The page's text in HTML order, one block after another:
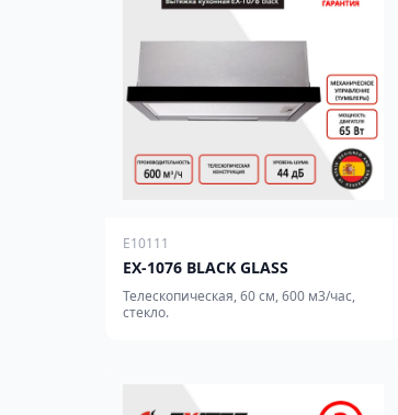
E10111
EX-1076 BLACK GLASS
Телескопическая, 60 см, 600 м3/час,
стекло.